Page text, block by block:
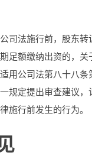
司法施行前，股东转
足额缴纳出资的，关
用公司法第八十八条
规定提出审查建议，
施行前发生的行为。